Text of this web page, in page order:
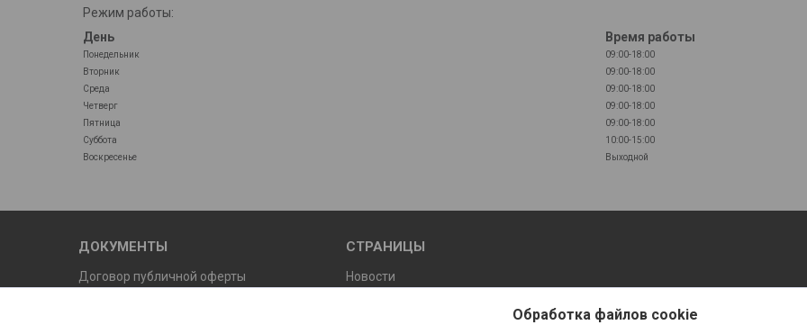
Режим работы:
День
Время работы
Понедельник
09:00-18:00
Вторник
09:00-18:00
Среда
09:00-18:00
Четверг
09:00-18:00
Пятница
09:00-18:00
Суббота
10:00-15:00
Воскресенье
Выходной
ДОКУМЕНТЫ
Договор публичной оферты
СТРАНИЦЫ
Новости
Обработка файлов cookie